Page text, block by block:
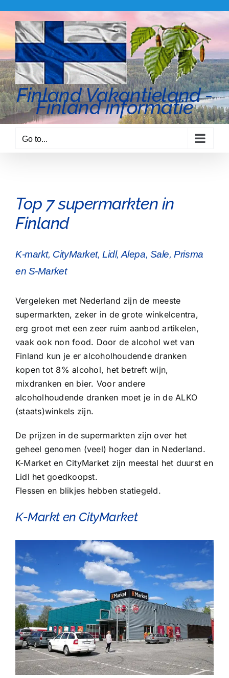
content
Finland Vakantieland -
Finland informatie
Go to...
Top 7 supermarkten in
Finland
K-markt, CityMarket, Lidl, Alepa, Sale, Prisma
en S-Market
Vergeleken met Nederland zijn de meeste
supermarkten, zeker in de grote winkelcentra,
erg groot met een zeer ruim aanbod artikelen,
vaak ook non food. Door de alcohol wet van
Finland kun je er alcoholhoudende dranken
kopen tot 8% alcohol, het betreft wijn,
mixdranken en bier. Voor andere
alcoholhoudende dranken moet je in de ALKO
(staats)winkels zijn.
De prijzen in de supermarkten zijn over het
geheel genomen (veel) hoger dan in Nederland.
K-Market en CityMarket zijn meestal het duurst en
Lidl het goedkoopst.
Flessen en blikjes hebben statiegeld.
K-Markt en CityMarket